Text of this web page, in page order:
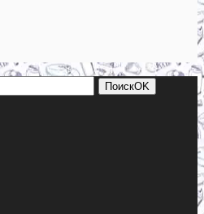
ПоискOK